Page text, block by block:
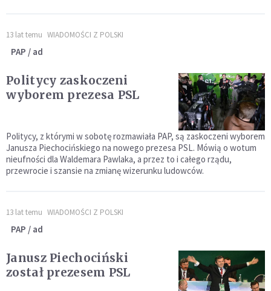
13 lat temu WIADOMOŚCI Z POLSKI
PAP / ad
Politycy zaskoczeni
wyborem prezesa PSL
Politycy, z którymi w sobotę rozmawiała PAP, są zaskoczeni wyborem
Janusza Piechocińskiego na nowego prezesa PSL. Mówią o wotum
nieufności dla Waldemara Pawlaka, a przez to i całego rządu,
przewrocie i szansie na zmianę wizerunku ludowców.
13 lat temu WIADOMOŚCI Z POLSKI
PAP / ad
Janusz Piechociński
został prezesem PSL